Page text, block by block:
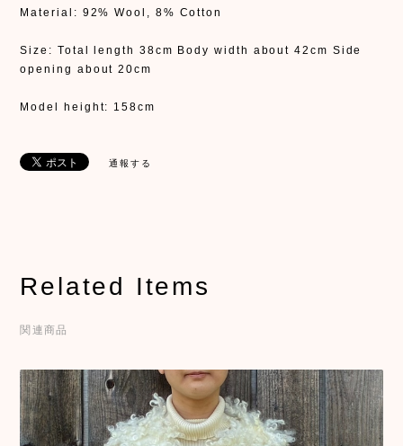
Material: 92% Wool, 8% Cotton
Size: Total length 38cm Body width about 42cm Side
opening about 20cm
Model height: 158cm
通報する
Related Items
関連商品